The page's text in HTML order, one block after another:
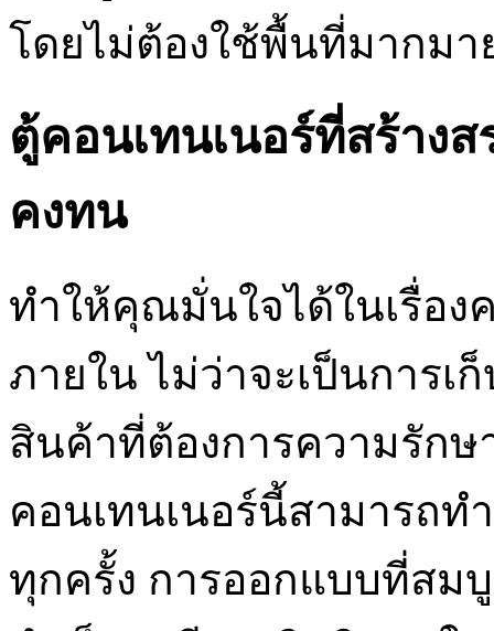
โดยไม่ต้องใช้พื้นที่มากมา
ตู้คอนเทนเนอร์ที่สร้าง
คงทน
ทำให้คุณมั่นใจได้ในเรื่อ
ภายใน ไม่ว่าจะเป็นการ
สินค้าที่ต้องการความรัก
คอนเทนเนอร์นี้สามารถท
ทุกครั้ง การออกแบบที่สม